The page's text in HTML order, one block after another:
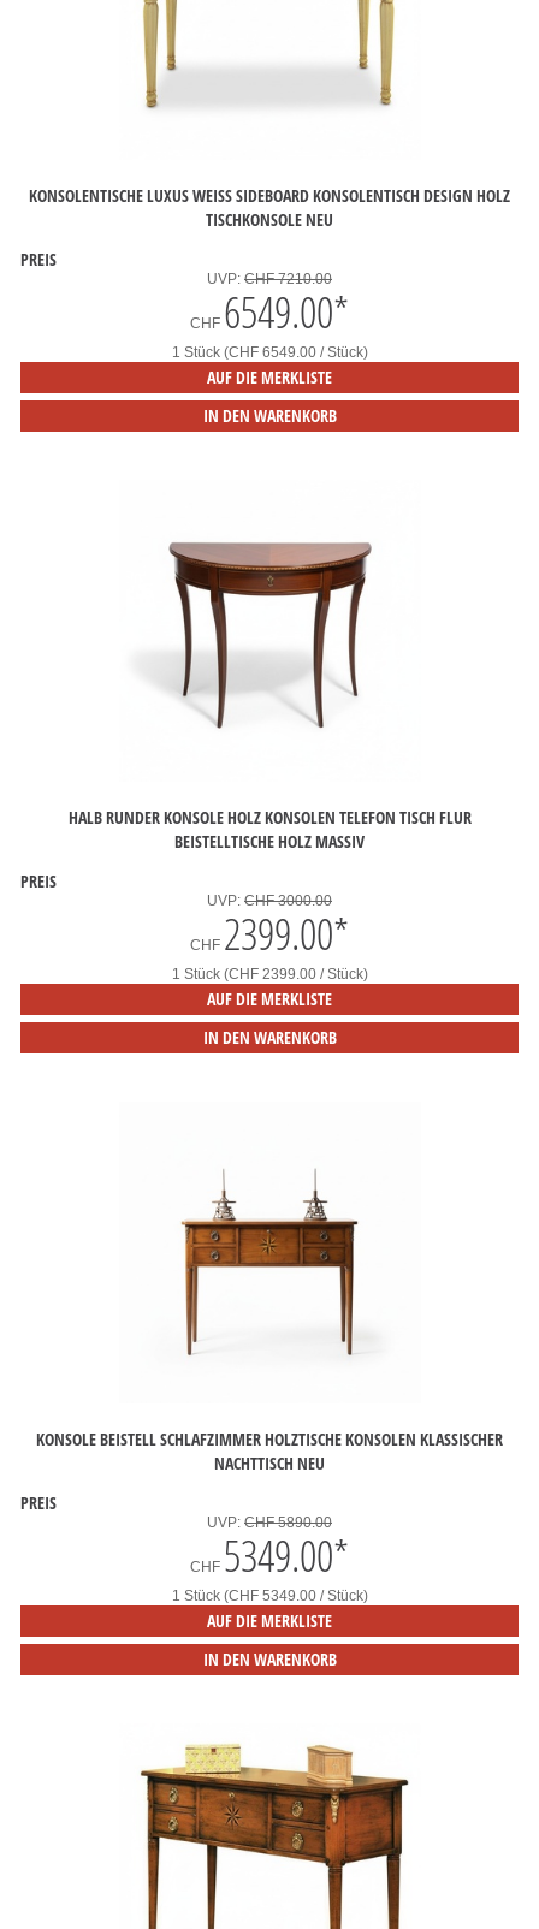
KONSOLENTISCHE LUXUS WEISS SIDEBOARD KONSOLENTISCH DESIGN HOLZ T
ISCHKONSOLE NEU
PREIS
UVP: CHF 7210.00
CHF 6549.00*
1 Stück (CHF 6549.00 / Stück)
AUF DIE MERKLISTE
IN DEN WARENKORB
HALB RUNDER KONSOLE HOLZ KONSOLEN TELEFON TISCH FLUR
BEISTELLTISCHE HOLZ MASSIV
PREIS
UVP: CHF 3000.00
CHF 2399.00*
1 Stück (CHF 2399.00 / Stück)
AUF DIE MERKLISTE
IN DEN WARENKORB
KONSOLE BEISTELL SCHLAFZIMMER HOLZTISCHE KONSOLEN KLASSISCHER
NACHTTISCH NEU
PREIS
UVP: CHF 5890.00
CHF 5349.00*
1 Stück (CHF 5349.00 / Stück)
AUF DIE MERKLISTE
IN DEN WARENKORB